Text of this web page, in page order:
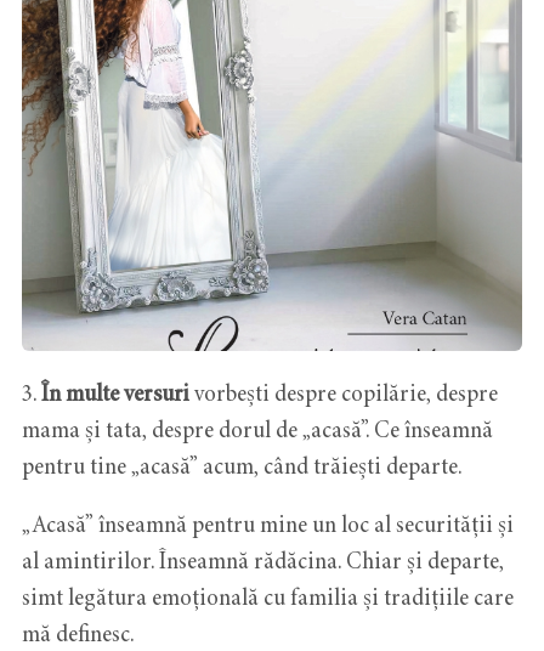
3.În multe versurivorbești despre copilărie, despre
mama și tata, despre dorul de „acasă”. Ce înseamnă
pentru tine „acasă” acum, când trăiești departe.
„Acasă” înseamnă pentru mine un loc al securității și
al amintirilor. Înseamnă rădăcina. Chiar și departe,
simt legătura emoțională cu familia și tradițiile care
mă definesc.